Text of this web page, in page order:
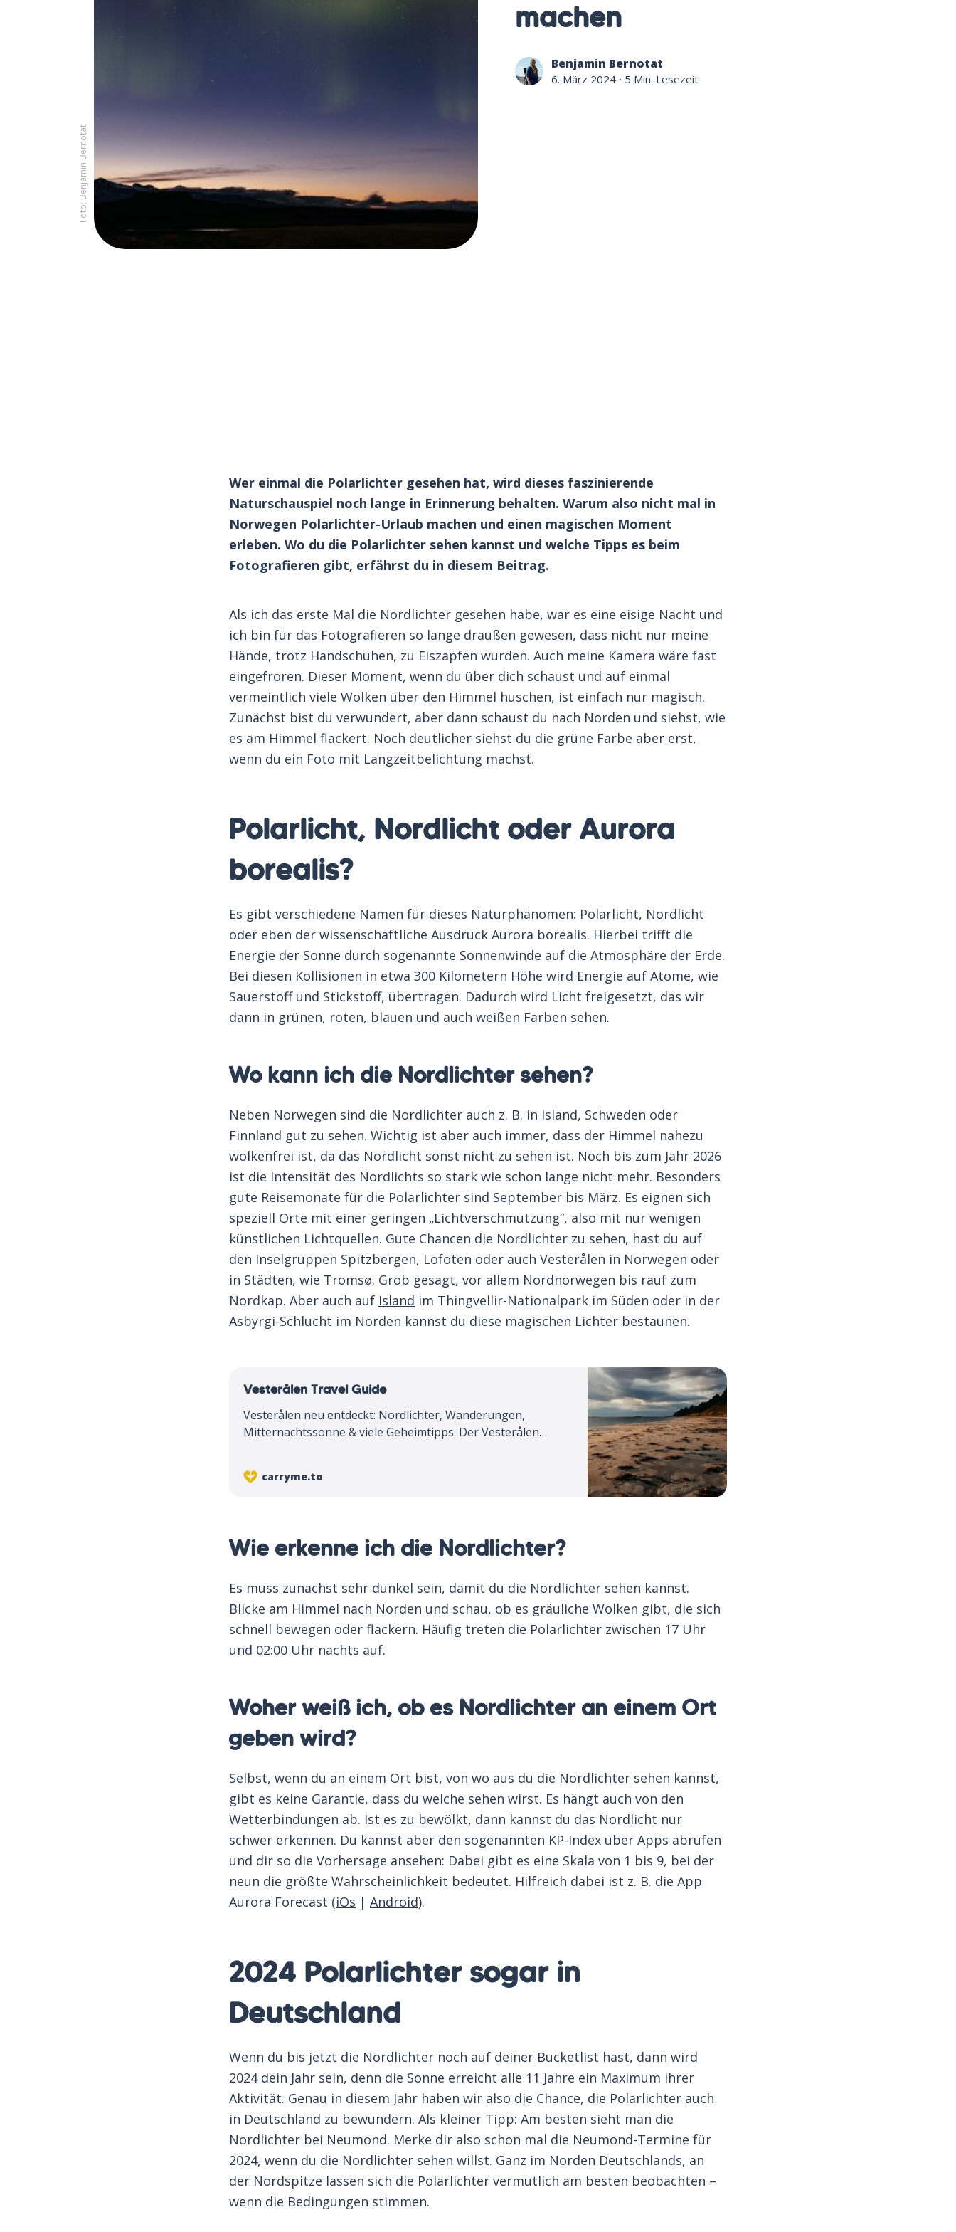
Foto: Benjamin Bernotat
machen
Benjamin Bernotat
6. März 2024 ∙ 5 Min. Lesezeit
Wer einmal die Polarlichter gesehen hat, wird dieses faszinierende
Naturschauspiel noch lange in Erinnerung behalten. Warum also nicht mal in
Norwegen Polarlichter-Urlaub machen und einen magischen Moment
erleben. Wo du die Polarlichter sehen kannst und welche Tipps es beim
Fotografieren gibt, erfährst du in diesem Beitrag.
Als ich das erste Mal die Nordlichter gesehen habe, war es eine eisige Nacht und
ich bin für das Fotografieren so lange draußen gewesen, dass nicht nur meine
Hände, trotz Handschuhen, zu Eiszapfen wurden. Auch meine Kamera wäre fast
eingefroren. Dieser Moment, wenn du über dich schaust und auf einmal
vermeintlich viele Wolken über den Himmel huschen, ist einfach nur magisch.
Zunächst bist du verwundert, aber dann schaust du nach Norden und siehst, wie
es am Himmel flackert. Noch deutlicher siehst du die grüne Farbe aber erst,
wenn du ein Foto mit Langzeitbelichtung machst.
Polarlicht, Nordlicht oder Aurora
borealis?
Es gibt verschiedene Namen für dieses Naturphänomen: Polarlicht, Nordlicht
oder eben der wissenschaftliche Ausdruck Aurora borealis. Hierbei trifft die
Energie der Sonne durch sogenannte Sonnenwinde auf die Atmosphäre der Erde.
Bei diesen Kollisionen in etwa 300 Kilometern Höhe wird Energie auf Atome, wie
Sauerstoff und Stickstoff, übertragen. Dadurch wird Licht freigesetzt, das wir
dann in grünen, roten, blauen und auch weißen Farben sehen.
Wo kann ich die Nordlichter sehen?
Neben Norwegen sind die Nordlichter auch z. B. in Island, Schweden oder
Finnland gut zu sehen. Wichtig ist aber auch immer, dass der Himmel nahezu
wolkenfrei ist, da das Nordlicht sonst nicht zu sehen ist. Noch bis zum Jahr 2026
ist die Intensität des Nordlichts so stark wie schon lange nicht mehr. Besonders
gute Reisemonate für die Polarlichter sind September bis März. Es eignen sich
speziell Orte mit einer geringen „Lichtverschmutzung“, also mit nur wenigen
künstlichen Lichtquellen. Gute Chancen die Nordlichter zu sehen, hast du auf
den Inselgruppen Spitzbergen, Lofoten oder auch Vesterålen in Norwegen oder
in Städten, wie Tromsø. Grob gesagt, vor allem Nordnorwegen bis rauf zum
Nordkap. Aber auch auf Island im Thingvellir-Nationalpark im Süden oder in der
Asbyrgi-Schlucht im Norden kannst du diese magischen Lichter bestaunen.
Vesterålen Travel Guide
Vesterålen neu entdeckt: Nordlichter, Wanderungen,
Mitternachtssonne & viele Geheimtipps. Der Vesterålen
carryme.to
Wie erkenne ich die Nordlichter?
Es muss zunächst sehr dunkel sein, damit du die Nordlichter sehen kannst.
Blicke am Himmel nach Norden und schau, ob es gräuliche Wolken gibt, die sich
schnell bewegen oder flackern. Häufig treten die Polarlichter zwischen 17 Uhr
und 02:00 Uhr nachts auf.
Woher weiß ich, ob es Nordlichter an einem Ort
geben wird?
Selbst, wenn du an einem Ort bist, von wo aus du die Nordlichter sehen kannst,
gibt es keine Garantie, dass du welche sehen wirst. Es hängt auch von den
Wetterbindungen ab. Ist es zu bewölkt, dann kannst du das Nordlicht nur
schwer erkennen. Du kannst aber den sogenannten KP-Index über Apps abrufen
und dir so die Vorhersage ansehen: Dabei gibt es eine Skala von 1 bis 9, bei der
neun die größte Wahrscheinlichkeit bedeutet. Hilfreich dabei ist z. B. die App
Aurora Forecast (iOs | Android).
2024 Polarlichter sogar in
Deutschland
Wenn du bis jetzt die Nordlichter noch auf deiner Bucketlist hast, dann wird
2024 dein Jahr sein, denn die Sonne erreicht alle 11 Jahre ein Maximum ihrer
Aktivität. Genau in diesem Jahr haben wir also die Chance, die Polarlichter auch
in Deutschland zu bewundern. Als kleiner Tipp: Am besten sieht man die
Nordlichter bei Neumond. Merke dir also schon mal die Neumond-Termine für
2024, wenn du die Nordlichter sehen willst. Ganz im Norden Deutschlands, an
der Nordspitze lassen sich die Polarlichter vermutlich am besten beobachten –
wenn die Bedingungen stimmen.